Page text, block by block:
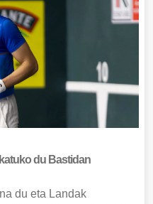
du Bastidan
du eta Landak